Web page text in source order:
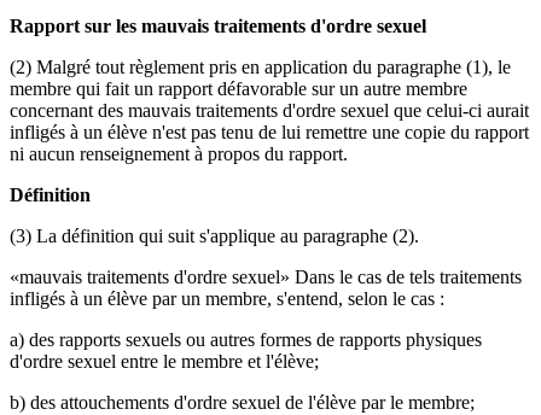
Rapport sur les mauvais traitements d'ordre sexuel
(2) Malgré tout règlement pris en application du paragraphe (1), le
membre qui fait un rapport défavorable sur un autre membre
concernant des mauvais traitements d'ordre sexuel que celui-ci aurait
infligés à un élève n'est pas tenu de lui remettre une copie du rapport
ni aucun renseignement à propos du rapport.
Définition
(3) La définition qui suit s'applique au paragraphe (2).
«mauvais traitements d'ordre sexuel» Dans le cas de tels traitements
infligés à un élève par un membre, s'entend, selon le cas :
a) des rapports sexuels ou autres formes de rapports physiques
d'ordre sexuel entre le membre et l'élève;
b) des attouchements d'ordre sexuel de l'élève par le membre;